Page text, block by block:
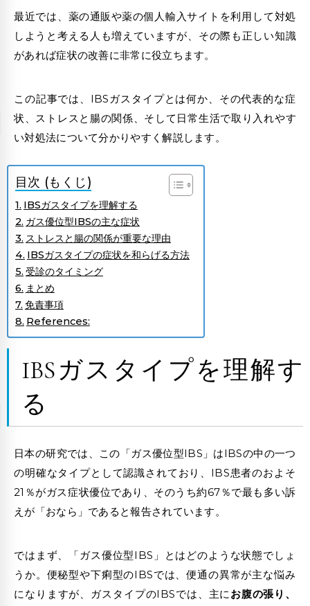
最近では、 薬の通販や薬の個人輸入サイト を利用して対処
しようと考える人も増えていますが、その際も正しい知識
があれば症状の改善に非常に役立ちます。
この記事では、IBSガスタイプとは何か、その代表的な症
状、ストレスと腸の関係、そして日常生活で取り入れやす
い対処法について分かりやすく解説します。
目次 (もくじ)
IBSガスタイプを理解する
ガス優位型IBSの主な症状
ストレスと腸の関係が重要な理由
IBSガスタイプの症状を和らげる方法
受診のタイミング
まとめ
免責事項
References:
IBSガスタイプを理解す
る
日本の研究では、この「ガス優位型IBS」はIBSの中の一つ
の明確なタイプとして認識されており、IBS患者のおよそ
21％がガス症状優位であり、そのうち約67％で最も多い訴
えが「おなら」であると報告されています。
ではまず、「ガス優位型IBS」とはどのような状態でしょ
うか。便秘型や下痢型のIBSでは、便通の異常が主な悩み
になりますが、ガスタイプのIBSでは、主にお腹の張り、